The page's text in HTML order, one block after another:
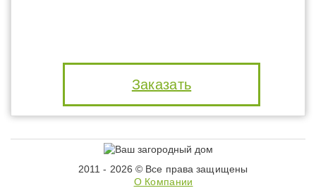
Заказать
2011 - 2026 © Все права защищены
О Компании